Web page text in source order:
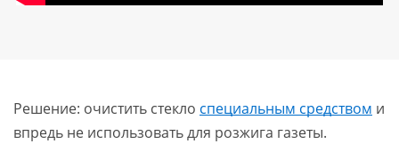
Решение: очистить стекло специальным средством и
впредь не использовать для розжига газеты.